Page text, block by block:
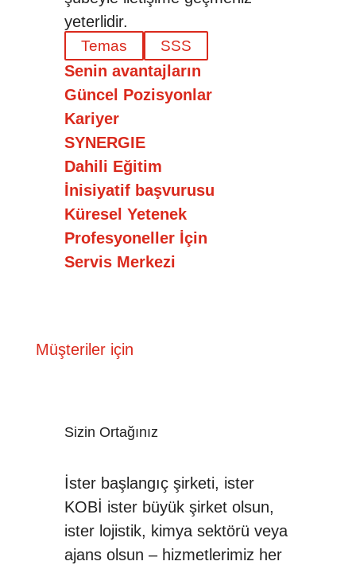
yeterlidir.
Temas SSS
Senin avantajların
Güncel Pozisyonlar
Kariyer
SYNERGIE
Dahili Eğitim
İnisiyatif başvurusu
Küresel Yetenek
Profesyoneller İçin
Servis Merkezi
Müşteriler için
Sizin Ortağınız
İster başlangıç ​​şirketi, ister
KOBİ ister büyük şirket olsun,
ister lojistik, kimya sektörü veya
ajans olsun – hizmetlerimiz her